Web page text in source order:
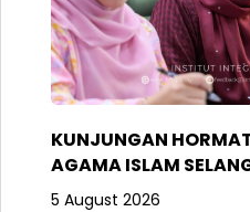
KUNJUNGAN
AGAMA ISLAM
5 August 2026